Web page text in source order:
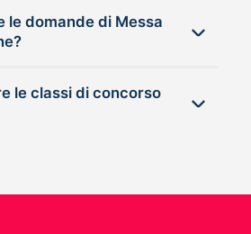
le domande di Messa
di concorso